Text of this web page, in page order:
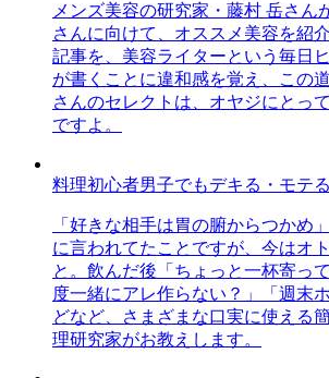
メンズ美容の研究家・藤村 岳さん
さんに向けて、オススメ美容を紹
記事を、美容ライターという毎日
が書くことに違和感を覚え、この
さんのセレクトは、オヤジにとっ
ですよ。
料理初心者男子でもデキる・モテ
「好きな相手は胃の腑からつかめ
に言われてたことですが、今はオ
と。飲んだ後「ちょっと一杯寄っ
度一緒にアレ作らない？」「週末
どなど、さまざまな口実に使える
理研究家がお教えします。